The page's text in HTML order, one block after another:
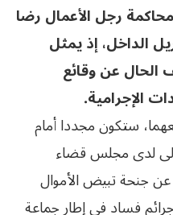
رجل الأعمال رضا
ومن معه يوم 8 أفريل الداخل، إذ يمثل
الحال عن وقائع
الإجرامية.
ستكون مجددا أمام
لدى مجلس قضاء
عن جنحة تبيض الأموال
جرائم فساد في إطار جماعة